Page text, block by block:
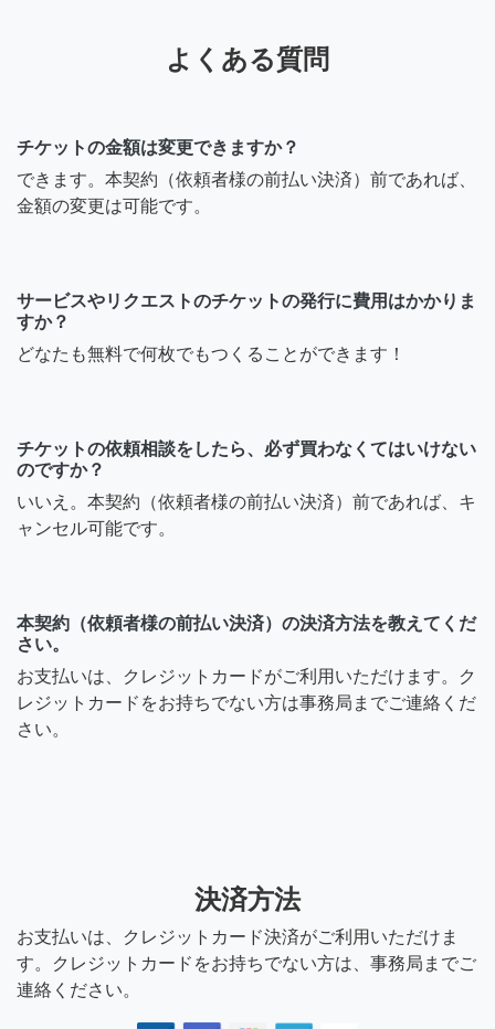
よくある質問
チケットの金額は変更できますか？
できます。本契約（依頼者様の前払い決済）前であれば、
金額の変更は可能です。
サービスやリクエストのチケットの発行に費用はかかりま
すか？
どなたも無料で何枚でもつくることができます！
チケットの依頼相談をしたら、必ず買わなくてはいけない
のですか？
いいえ。本契約（依頼者様の前払い決済）前であれば、キ
ャンセル可能です。
本契約（依頼者様の前払い決済）の決済方法を教えてくだ
さい。
お支払いは、クレジットカードがご利用いただけます。ク
レジットカードをお持ちでない方は事務局までご連絡くだ
さい。
決済方法
お支払いは、クレジットカード決済がご利用いただけま
す。クレジットカードをお持ちでない方は、事務局までご
連絡ください。